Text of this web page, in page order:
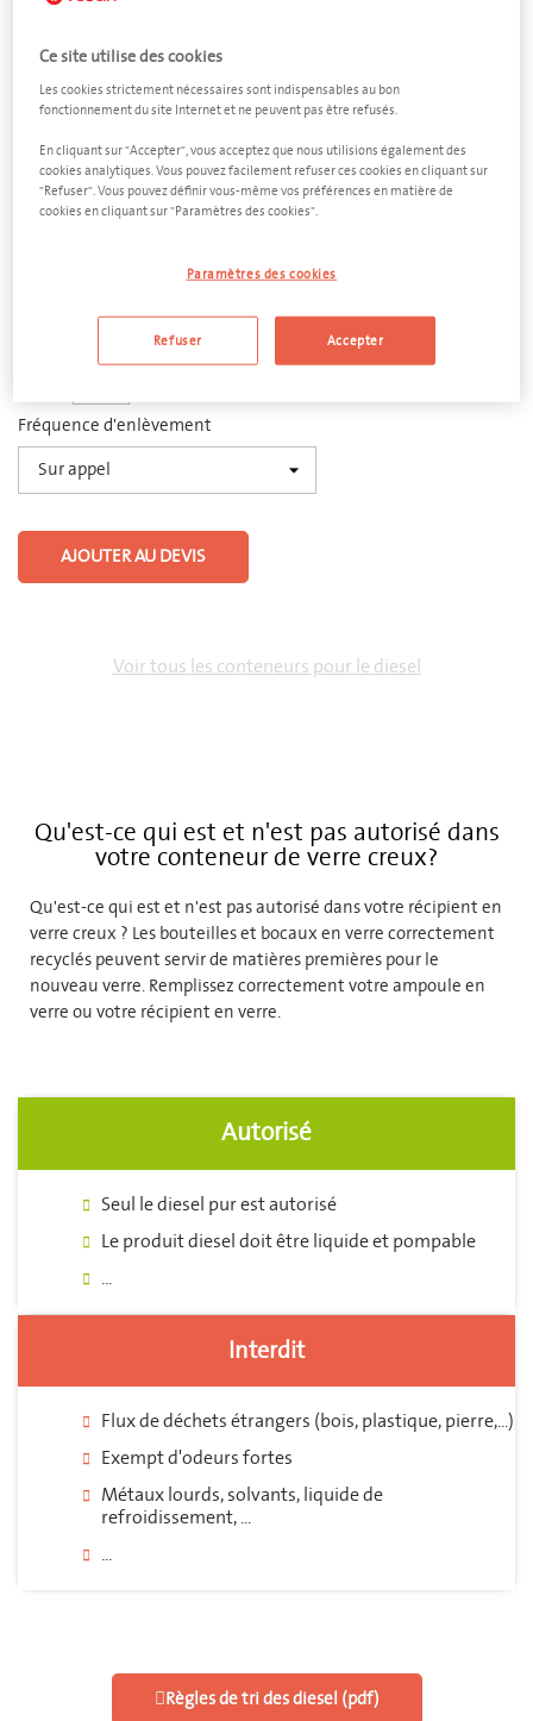
Diesel
Multibox 1000 litres
1200 x 1000 x 1120 mm (L x l x h)
Fréquence d'enlèvement
AJOUTER AU DEVIS
Voir tous les conteneurs pour le diesel
Qu'est-ce qui est et n'est pas autorisé dans
votre conteneur de verre creux?
Qu'est-ce qui est et n'est pas autorisé dans votre récipient en
verre creux ? Les bouteilles et bocaux en verre correctement
recyclés peuvent servir de matières premières pour le
nouveau verre. Remplissez correctement votre ampoule en
verre ou votre récipient en verre.
Autorisé
Seul le diesel pur est autorisé
Le produit diesel doit être liquide et pompable
...
Interdit
Flux de déchets étrangers (bois, plastique, pierre,...)
Exempt d'odeurs fortes
Métaux lourds, solvants, liquide de
refroidissement, ...
...
Règles de tri des diesel (pdf)
Ce site utilise des cookies
Les cookies strictement nécessaires sont indispensables au bon
fonctionnement du site Internet et ne peuvent pas être refusés.
En cliquant sur "Accepter", vous acceptez que nous utilisions également des
cookies analytiques. Vous pouvez facilement refuser ces cookies en cliquant sur
"Refuser". Vous pouvez définir vous-même vos préférences en matière de
cookies en cliquant sur "Paramètres des cookies".
Paramètres des cookies
Refuser Accepter